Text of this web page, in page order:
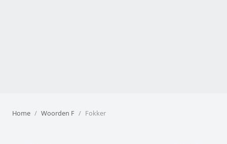
Home Woorden F Fokker